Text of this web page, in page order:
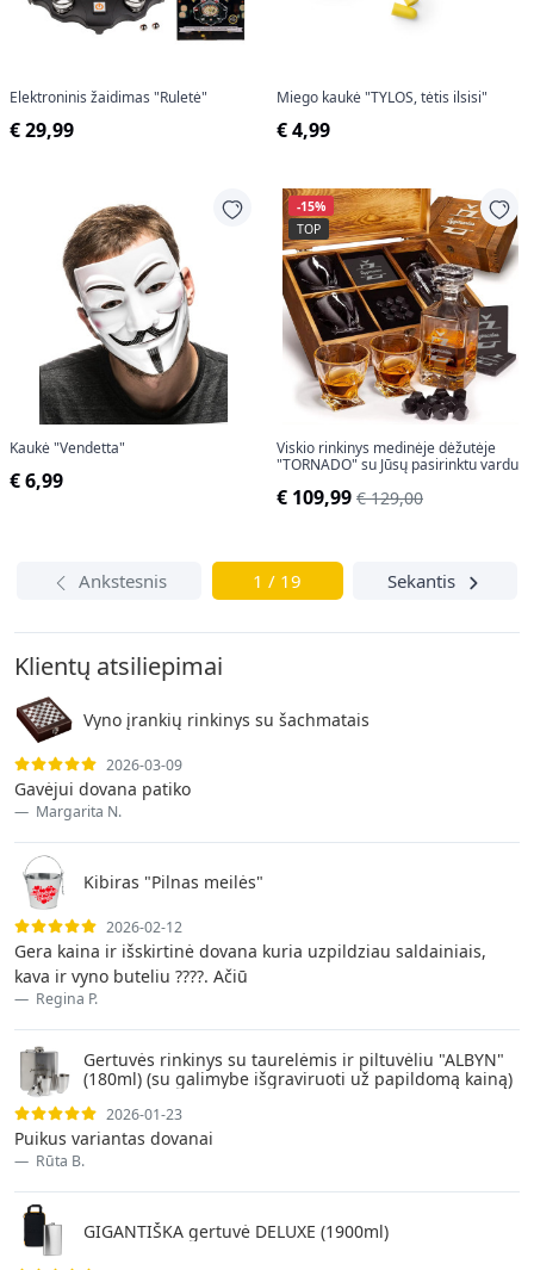
Klientų atsiliepimai
Vyno įrankių rinkinys su šachmatais
2026-03-09
Gavėjui dovana patiko
Margarita N.
Kibiras "Pilnas meilės"
2026-02-12
Gera kaina ir išskirtinė dovana kuria uzpildziau saldainiais,
kava ir vyno buteliu ????. Ačiū
Regina P.
Gertuvės rinkinys su taurelėmis ir piltuvėliu "ALBYN"
(180ml) (su galimybe išgraviruoti už papildomą kainą)
2026-01-23
Puikus variantas dovanai
Rūta B.
GIGANTIŠKA gertuvė DELUXE (1900ml)
Elektroninis žaidimas "Ruletė"
€ 29,99
Miego kaukė "TYLOS, tėtis ilsisi"
€ 4,99
Kaukė "Vendetta"
€ 6,99
-15%
TOP
Viskio rinkinys medinėje dėžutėje
"TORNADO" su Jūsų pasirinktu vardu
€ 109,99 € 129,00
Ankstesnis 1 / 19 Sekantis